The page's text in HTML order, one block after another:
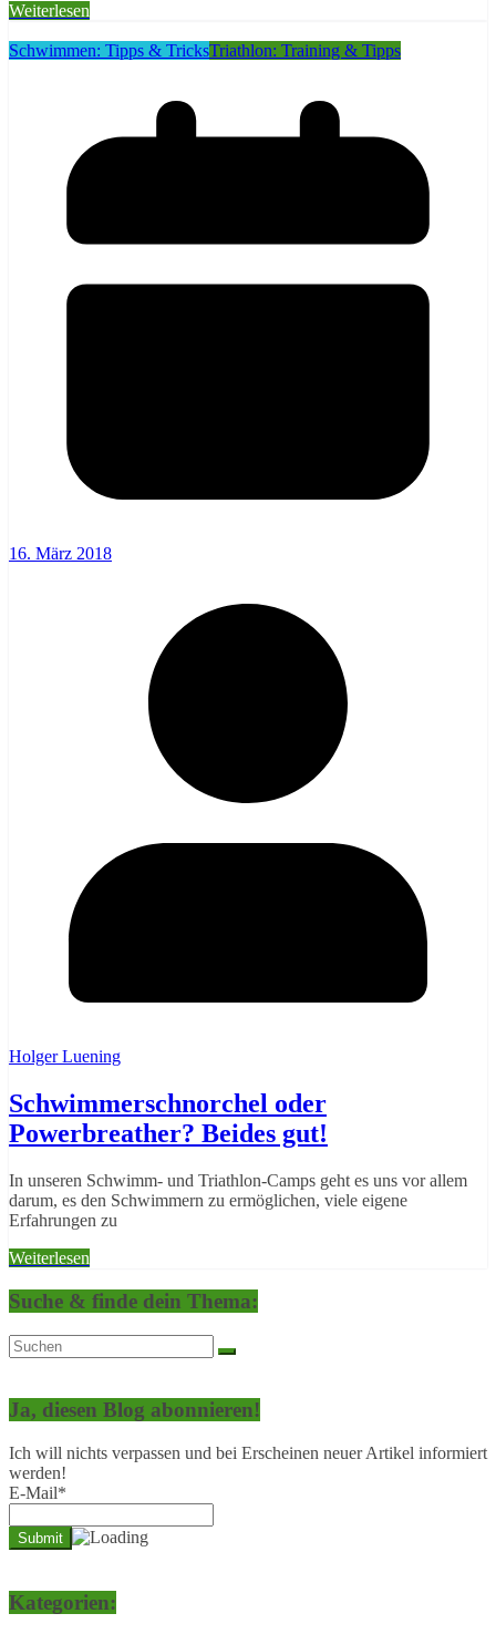
Weiterlesen
Schwimmen: Tipps & TricksTriathlon: Training & Tipps
16. März 2018
Holger Luening
Schwimmerschnorchel oder
Powerbreather? Beides gut!
In unseren Schwimm- und Triathlon-Camps geht es uns vor allem
darum, es den Schwimmern zu ermöglichen, viele eigene
Erfahrungen zu
Weiterlesen
Suche & finde dein Thema:
Ja, diesen Blog abonnieren!
Ich will nichts verpassen und bei Erscheinen neuer Artikel informiert
werden!
E-Mail*
Kategorien: